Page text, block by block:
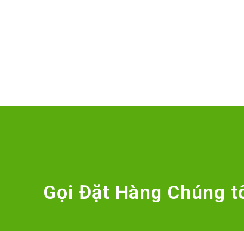
Gọi Đặt Hàng Chúng